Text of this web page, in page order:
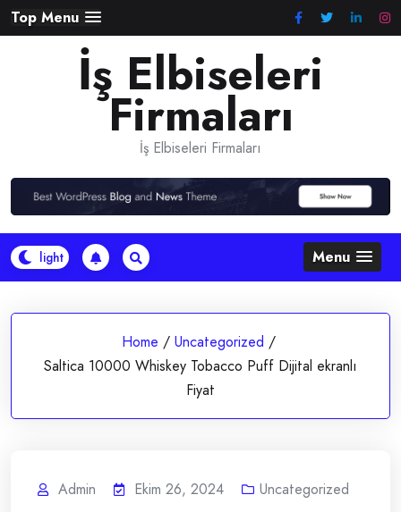
Skip
to
Top Menu
İş Elbiseleri
Firmaları
İş Elbiseleri Firmaları
Menu
Home / Uncategorized /
Saltica 10000 Whiskey Tobacco Puff Dijital ekranlı
Fiyat
Admin Ekim 26, 2024 Uncategorized